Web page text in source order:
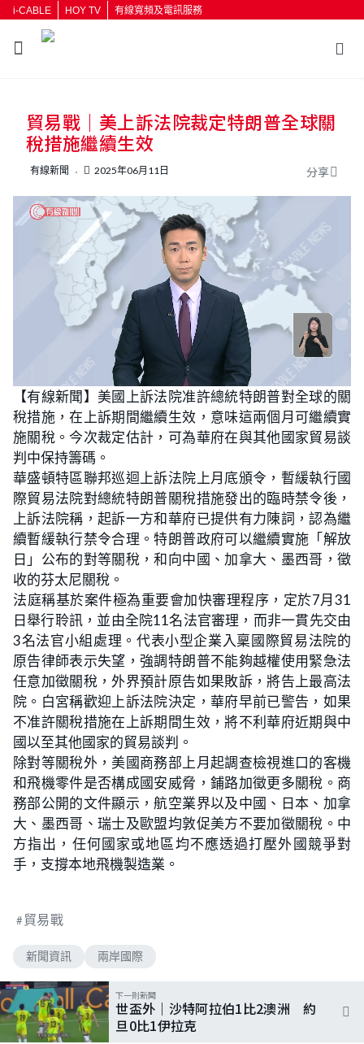
i-CABLE HOY TV 有線寬頻及電訊服務
按輸入鍵開始搜尋
貿易戰｜美上訴法院裁定特朗普全球關
稅措施繼續生效
有線新聞 2025年06月11日 分享
U
n
m
t
e
o
a
d
e
d
:
2
0
8
%
【有線新聞】美國上訴法院准許總統特朗普對全球的關
稅措施，在上訴期間繼續生效，意味這兩個月可繼續實
施關稅。今次裁定估計，可為華府在與其他國家貿易談
判中保持籌碼。
華盛頓特區聯邦巡迴上訴法院上月底頒令，暫緩執行國
際貿易法院對總統特朗普關稅措施發出的臨時禁令後，
上訴法院稱，起訴一方和華府已提供有力陳詞，認為繼
續暫緩執行禁令合理。特朗普政府可以繼續實施「解放
日」公布的對等關稅，和向中國、加拿大、墨西哥，徵
收的芬太尼關稅。
法庭稱基於案件極為重要會加快審理程序，定於7月31
日舉行聆訊，並由全院11名法官審理，而非一貫先交由
3名法官小組處理。代表小型企業入稟國際貿易法院的
原告律師表示失望，強調特朗普不能夠越權使用緊急法
任意加徵關稅，外界預計原告如果敗訴，將告上最高法
院。白宮稱歡迎上訴法院決定，華府早前已警告，如果
不准許關稅措施在上訴期間生效，將不利華府近期與中
國以至其他國家的貿易談判。
除對等關稅外，美國商務部上月起調查檢視進口的客機
和飛機零件是否構成國安威脅，鋪路加徵更多關稅。商
務部公開的文件顯示，航空業界以及中國、日本、加拿
大、墨西哥、瑞士及歐盟均敦促美方不要加徵關稅。中
方指出，任何國家或地區均不應透過打壓外國競爭對
手，支撐本地飛機製造業。
貿易戰
新聞資訊 兩岸國際
下一則新聞
世盃外｜沙特阿拉伯1比2澳洲 約
旦0比1伊拉克